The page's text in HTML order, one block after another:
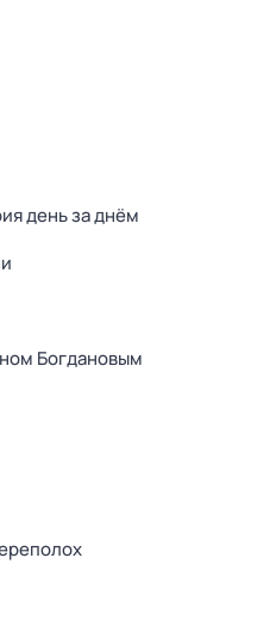
день за днём
Богдановым